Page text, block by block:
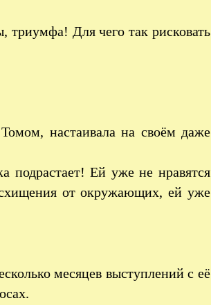
Для чего так рисковать
настаивала на своём даже
подрастает! Ей уже не нравятся
от окружающих, ей уже
месяцев выступлений с её